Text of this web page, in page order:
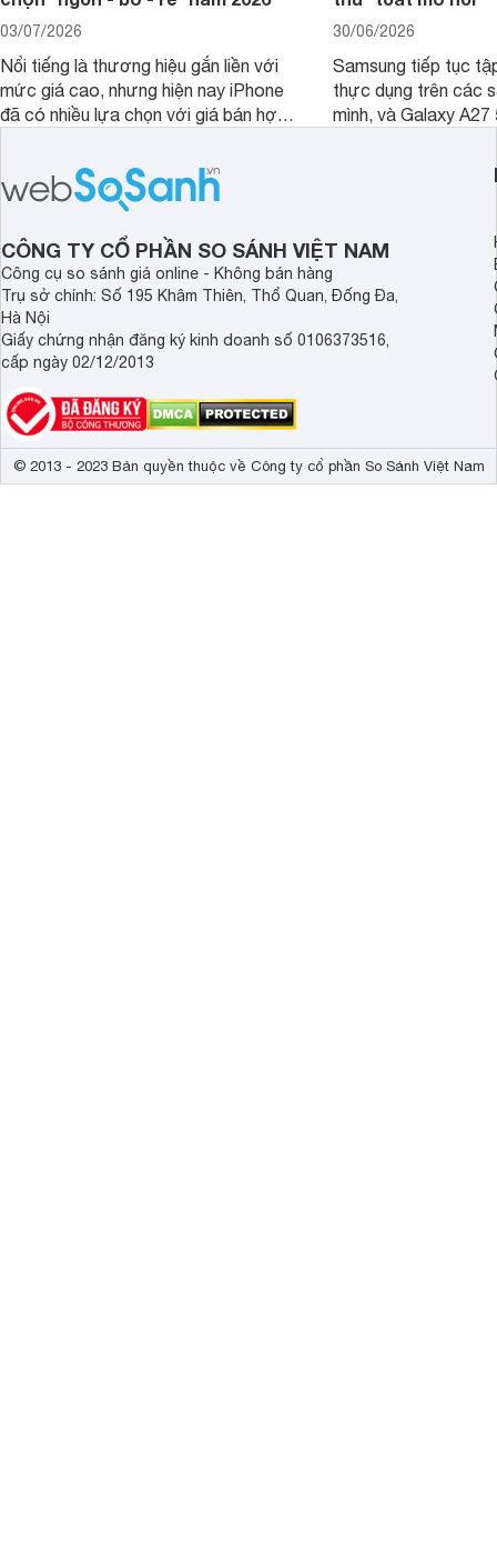
03/07/2026
Nổi tiếng là thương hiệu gắn liền với
mức giá cao, nhưng hiện nay iPhone
đã có nhiều lựa chọn với giá bán hợp
cận sản phẩm chính hãng.
30/06/2026
Samsung tiếp tục
thực dụng trên các
mình, và Galaxy
tới cho người dùng
lượng với nhiều
CÔNG TY CỔ PHẦN SO SÁNH VIỆT NAM
Công cụ so sánh giá online - Không bán hàng
Trụ sở chính: Số 195 Khâm Thiên, Thổ Quan, Đống Đa,
Hà Nội
Giấy chứng nhận đăng ký kinh doanh số 0106373516,
cấp ngày 02/12/2013
© 2013 - 2023 Bản quyền thuộc về Công ty cổ phần So Sánh Việt Nam